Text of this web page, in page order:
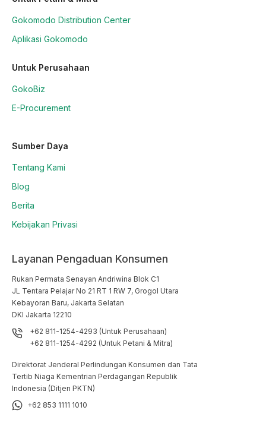
Gokomodo Distribution Center
Aplikasi Gokomodo
Untuk Perusahaan
GokoBiz
E-Procurement
Sumber Daya
Tentang Kami
Blog
Berita
Kebijakan Privasi
Layanan Pengaduan Konsumen
Rukan Permata Senayan Andriwina Blok C1
JL Tentara Pelajar No 21 RT 1 RW 7, Grogol Utara
Kebayoran Baru, Jakarta Selatan
DKI Jakarta 12210
+62 811-1254-4293 (Untuk Perusahaan)
+62 811-1254-4292 (Untuk Petani & Mitra)
Direktorat Jenderal Perlindungan Konsumen dan Tata
Tertib Niaga Kementrian Perdagangan Republik
Indonesia (Ditjen PKTN)
+62 853 1111 1010